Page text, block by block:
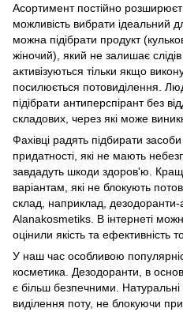
Асортимент постійно
можливість вибрати ідеальний
можна підібрати продукт
жіночий), який не залишає
активізуються тільки якщо
посилюється потовиділення.
підібрати антиперспірант без
складових, через які може
Фахівці радять підбирати
придатності, які не мають
завдадуть шкоди здоров'ю.
варіантам, які не блокують
склад, наприклад, дезодоранти-
Alanakosmetiks. В інтернеті
оцінили якість та ефективність
У наш час особливою
косметика. Дезодоранти, в
є більш безпечними.
виділення поту, не блокуючи